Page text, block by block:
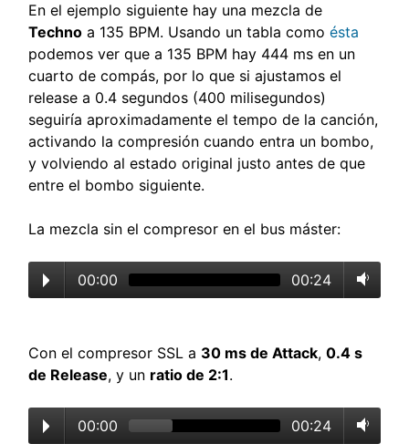
En el ejemplo siguiente hay una mezcla de
Techno a 135 BPM. Usando un tabla comoésta
podemos ver que a 135 BPM hay 444 ms en un
cuarto de compás, por lo que si ajustamos el
release a 0.4 segundos (400 milisegundos)
seguiría aproximadamente el tempo de la canción,
activando la compresión cuando entra un bombo,
y volviendo al estado original justo antes de que
entre el bombo siguiente.
La mezcla sin el compresor en el bus máster:
00:00 00:24
Con el compresor SSL a 30 ms de Attack,0.4 s
de Release, y un ratio de 2:1.
00:00 00:24